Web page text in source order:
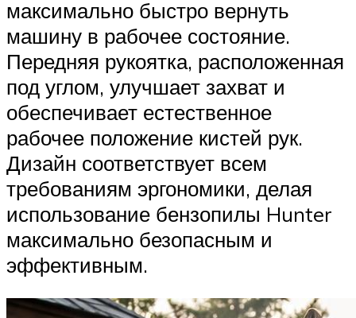
максимально быстро вернуть
машину в рабочее состояние.
Передняя рукоятка, расположенная
под углом, улучшает захват и
обеспечивает естественное
рабочее положение кистей рук.
Дизайн соответствует всем
требованиям эргономики, делая
использование бензопилы Hunter
максимально безопасным и
эффективным.